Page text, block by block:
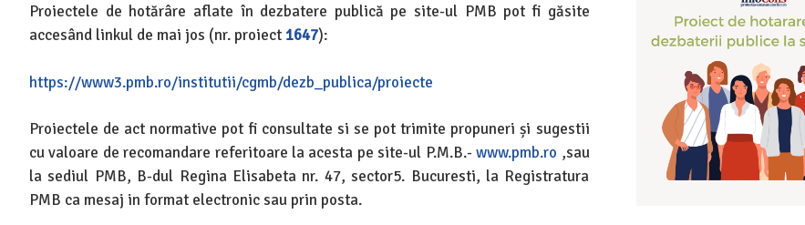
Proiectele de hotărâre aflate în dezbatere publică pe site-ul PMB pot fi găsite
accesând linkul de mai jos (nr. proiect 1647):
https://www3.pmb.ro/institutii/cgmb/dezb_publica/proiecte
Proiectele de act normative pot fi consultate si se pot trimite propuneri și sugestii
cu valoare de recomandare referitoare la acesta pe site-ul P.M.B.-www.pmb.ro ,sau
la sediul PMB, B-dul Regina Elisabeta nr. 47, sector5. Bucuresti, la Registratura
PMB ca mesaj in format electronic sau prin posta.